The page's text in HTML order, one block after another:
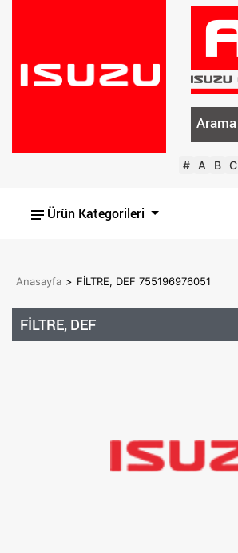
Arama
# A B C
Ürün Kategorileri
Anasayfa > FİLTRE, DEF 755196976051
FİLTRE, DEF